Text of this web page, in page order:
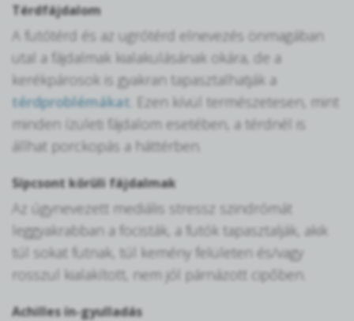
Térdfájdalom
A futótérd és az ugrótérd elnevezés önmagában
utal a fájdalmak kialakulásának okára, de a
kerékpárosok is gyakran tapasztalhatják a
térdproblémákat . Ezen kívül természetesen, mint
minden ízületi fájdalom esetében, a térdnél is
állhat porckopás a háttérben.
Sípcsont körüli fájdalmak
Az úgynevezett mediális stressz szindrómát
leggyakrabban a focisták, a futók tapasztalják, akik
túl sokat futnak, túl kemény felületen és/vagy
rosszul kialakított, nem jól párnázott cipőben.
Achilles ín-gyulladás